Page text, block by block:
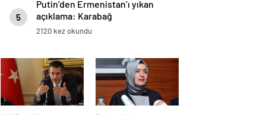
5
açıklama: Karabağ
Azerbaycan’ın ayrılmaz bir
parçasıdır!
2120 kez okundu
AK Partili
Bakan Kaya